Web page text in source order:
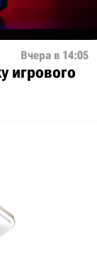
Вчера в 14:05
игрового